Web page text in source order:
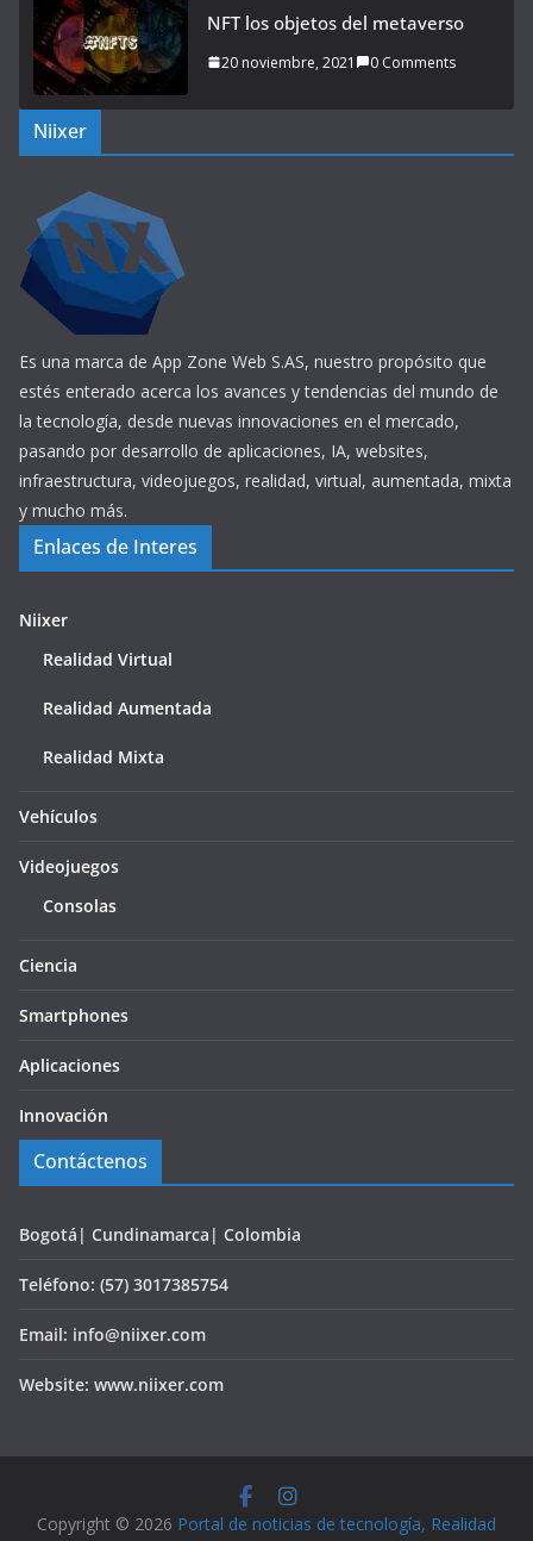
NFT los objetos del metaverso
20 noviembre, 2021 0 Comments
Niixer
Es una marca de App Zone Web S.AS, nuestro propósito que
estés enterado acerca los avances y tendencias del mundo de
la tecnología, desde nuevas innovaciones en el mercado,
pasando por desarrollo de aplicaciones, IA, websites,
infraestructura, videojuegos, realidad, virtual, aumentada, mixta
y mucho más.
Enlaces de Interes
Niixer
Realidad Virtual
Realidad Aumentada
Realidad Mixta
Vehículos
Videojuegos
Consolas
Ciencia
Smartphones
Aplicaciones
Innovación
Contáctenos
Bogotá| Cundinamarca| Colombia
Teléfono: (57) 3017385754
Email: info@niixer.com
Website: www.niixer.com
Copyright © 2026 Portal de noticias de tecnología, Realidad